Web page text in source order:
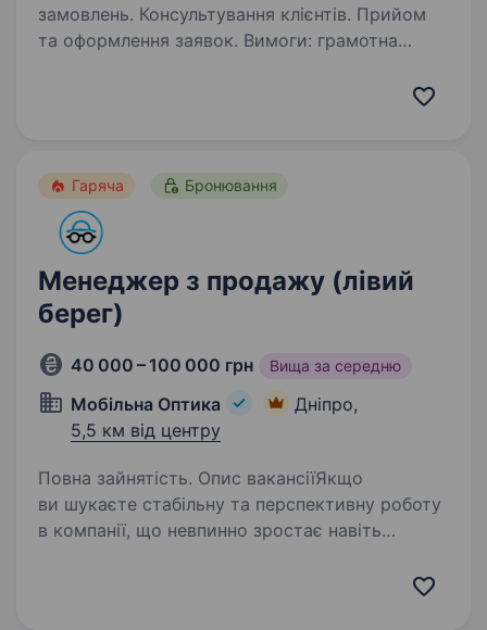
замовлень. Консультування клієнтів. Прийом
та оформлення заявок. Вимоги: грамотна
Гаряча Бронювання
Менеджер з продажу (лівий
берег)
40 000 – 100 000 грн Вища за середню
Мобільна Оптика
Дніпро,
5,5 км від центру
Повна зайнятість. Опис вакансіїЯкщо
ви шукаєте стабільну та перспективну роботу
в компанії, що невпинно зростає навіть
«Мобільна оптика»! Ми перша в Україні виїзна